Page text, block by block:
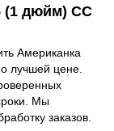
(1 дюйм) СС
Американка
лучшей цене.
Мы
заказов.